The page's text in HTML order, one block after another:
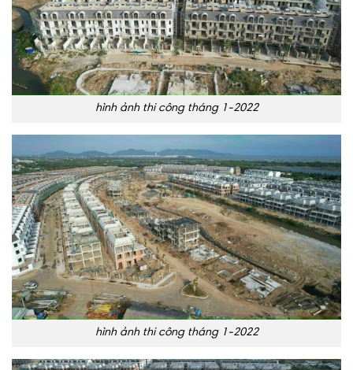
hình ảnh thi công tháng 1-2022
hình ảnh thi công tháng 1-2022